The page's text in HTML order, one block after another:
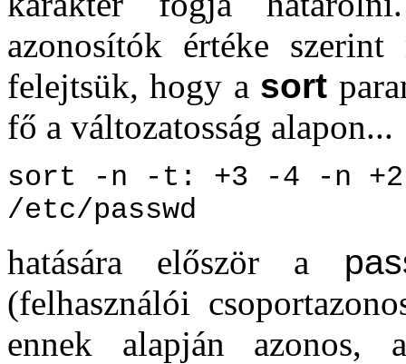
azonosítók értéke
felejtsük, hogy a sort
fő a változatosság alapon...
sort -n -t: +3 -4 -n +2
/etc/passwd
hatására először a
(felhasználói
ennek alapján azonos,